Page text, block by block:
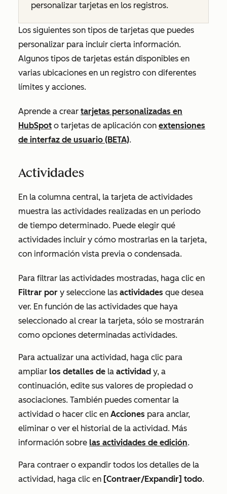
personalizar tarjetas en los registros.
Los siguientes son tipos de tarjetas que puedes
personalizar para incluir cierta información.
Algunos tipos de tarjetas están disponibles en
varias ubicaciones en un registro con diferentes
límites y acciones.
Aprende a crear tarjetas personalizadas en
HubSpot o tarjetas de aplicación con extensiones
de interfaz de usuario (BETA).
Actividades
En la columna central, la tarjeta de actividades
muestra las actividades realizadas en un periodo
de tiempo determinado. Puede elegir qué
actividades incluir y cómo mostrarlas en la tarjeta,
con información vista previa o condensada.
Para filtrar las actividades mostradas, haga clic en
Filtrar por y seleccione las actividades que desea
ver. En función de las actividades que haya
seleccionado al crear la tarjeta, sólo se mostrarán
como opciones determinadas actividades.
Para actualizar una actividad, haga clic para
ampliar los detalles de la actividad y, a
continuación, edite sus valores de propiedad o
asociaciones. También puedes comentar la
actividad o hacer clic en Acciones para anclar,
eliminar o ver el historial de la actividad. Más
información sobre las actividades de edición.
Para contraer o expandir todos los detalles de la
actividad, haga clic en [Contraer/Expandir] todo.